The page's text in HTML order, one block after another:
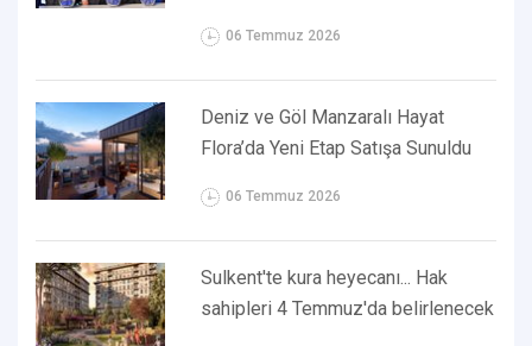
06 Temmuz 2026
Deniz ve Göl Manzaralı Hayat
Flora’da Yeni Etap Satışa Sunuldu
06 Temmuz 2026
Sulkent'te kura heyecanı... Hak
sahipleri 4 Temmuz'da belirlenecek